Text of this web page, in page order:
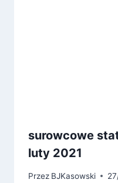
surowcowe
luty 2021
Przez BJKasowski